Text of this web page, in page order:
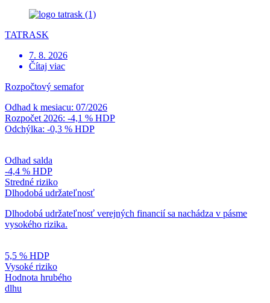
TATRASK
7. 8. 2026
Čítaj viac
Rozpočtový semafor
Odhad k mesiacu: 07/2026
Rozpočet 2026: -4,1 % HDP
Odchýlka: -0,3 % HDP
Odhad salda
-4,4 % HDP
Stredné riziko
Dlhodobá udržateľnosť
Dlhodobá udržateľnosť verejných financií sa nachádza v pásme
vysokého rizika.
5,5 % HDP
Vysoké riziko
Hodnota hrubého
dlhu